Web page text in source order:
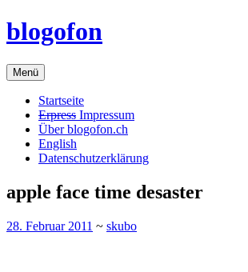
Zum
Inhalt
blogofon
Menü
Startseite
Erpress Impressum
Über blogofon.ch
English
Datenschutzerklärung
apple face time desaster
28. Februar 2011 ~ skubo